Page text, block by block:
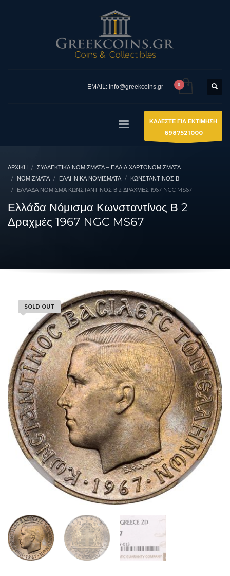
EMAIL: info@greekcoins.gr
ΚΑΛΕΣΤΕ ΓΙΑ ΕΚΤΙΜΗΣΗ
6987521000
ΑΡΧΙΚΉ
ΣΥΛΛΕΚΤΙΚΆ ΝΟΜΊΣΜΑΤΑ – ΠΑΛΙΆ ΧΑΡΤΟΝΟΜΊΣΜΑΤΑ
ΝΟΜΙΣΜΑΤΑ
ΕΛΛΗΝΙΚΆ ΝΟΜΊΣΜΑΤΑ
ΚΩΝΣΤΑΝΤΊΝΟΣ Β'
ΕΛΛΆΔΑ ΝΌΜΙΣΜΑ ΚΩΝΣΤΑΝΤΊΝΟΣ Β 2 ΔΡΑΧΜΈΣ 1967 NGC MS67
Ελλάδα Νόμισμα Κωνσταντίνος Β 2
Δραχμές 1967 NGC MS67
SOLD OUT